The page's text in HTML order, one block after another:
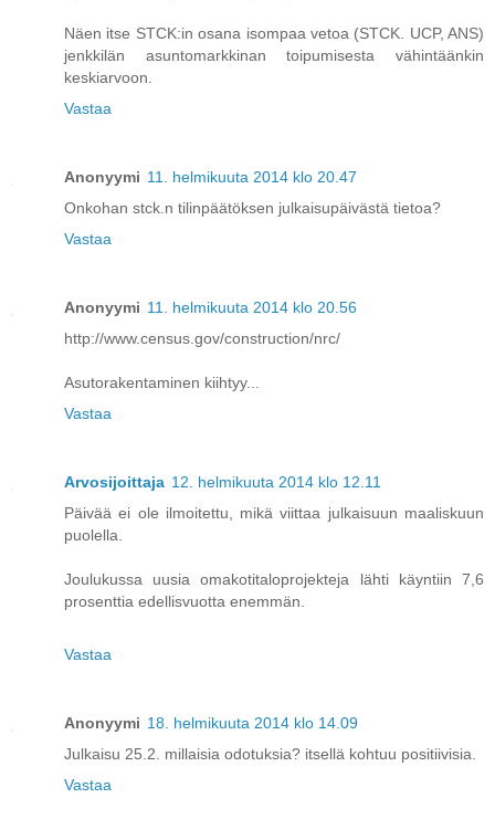
Näen itse STCK:in osana isompaa vetoa (STCK. UCP, ANS)
jenkkilän asuntomarkkinan toipumisesta vähintäänkin
keskiarvoon.
Vastaa
Anonyymi 11. helmikuuta 2014 klo 20.47
Onkohan stck.n tilinpäätöksen julkaisupäivästä tietoa?
Vastaa
Anonyymi 11. helmikuuta 2014 klo 20.56
http://www.census.gov/construction/nrc/
Asutorakentaminen kiihtyy...
Vastaa
Arvosijoittaja 12. helmikuuta 2014 klo 12.11
Päivää ei ole ilmoitettu, mikä viittaa julkaisuun maaliskuun
puolella.
Joulukussa uusia omakotitaloprojekteja lähti käyntiin 7,6
prosenttia edellisvuotta enemmän.
Vastaa
Anonyymi 18. helmikuuta 2014 klo 14.09
Julkaisu 25.2. millaisia odotuksia? itsellä kohtuu positiivisia.
Vastaa